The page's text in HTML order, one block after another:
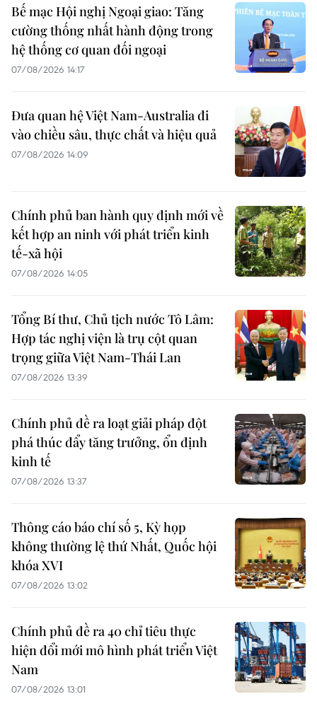
Bế mạc Hội nghị Ngoại giao: Tăng
cường thống nhất hành động trong
hệ thống cơ quan đối ngoại
07/08/2026 14:17
Đưa quan hệ Việt Nam-Australia đi
vào chiều sâu, thực chất và hiệu quả
07/08/2026 14:09
Chính phủ ban hành quy định mới về
kết hợp an ninh với phát triển kinh
tế-xã hội
07/08/2026 14:05
Tổng Bí thư, Chủ tịch nước Tô Lâm:
Hợp tác nghị viện là trụ cột quan
trọng giữa Việt Nam-Thái Lan
07/08/2026 13:39
Chính phủ đề ra loạt giải pháp đột
phá thúc đẩy tăng trưởng, ổn định
kinh tế
07/08/2026 13:37
Thông cáo báo chí số 5, Kỳ họp
không thường lệ thứ Nhất, Quốc hội
khóa XVI
07/08/2026 13:02
Chính phủ đề ra 40 chỉ tiêu thực
hiện đổi mới mô hình phát triển Việt
Nam
07/08/2026 13:01